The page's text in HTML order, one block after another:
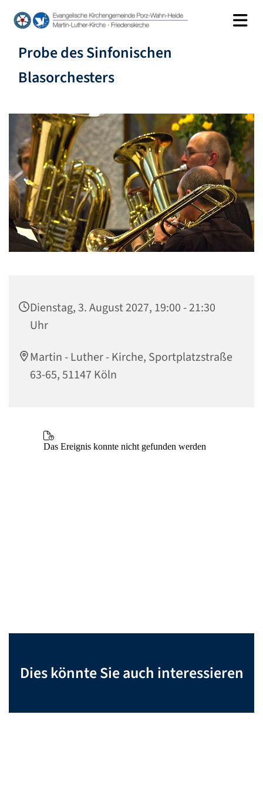
Probe des Sinfonischen
Blasorchesters
Dienstag, 3. August 2027, 19:00 - 21:30
Uhr
Martin - Luther - Kirche, Sportplatzstraße
63-65, 51147 Köln
Dies könnte Sie auch interessieren